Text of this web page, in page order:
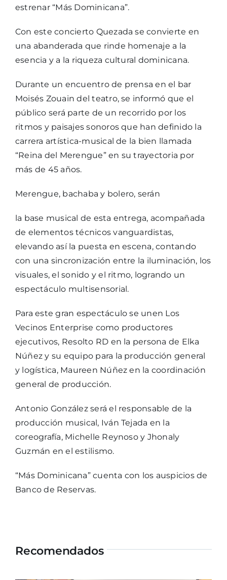
estrenar “Más Dominicana”.
Con este concierto Quezada se convierte en
una abanderada que rinde homenaje a la
esencia y a la riqueza cultural dominicana.
Durante un encuentro de prensa en el bar
Moisés Zouain del teatro, se informó que el
público será parte de un recorrido por los
ritmos y paisajes sonoros que han definido la
carrera artística-musical de la bien llamada
“Reina del Merengue” en su trayectoria por
más de 45 años.
Merengue, bachaba y bolero, serán
la base musical de esta entrega, acompañada
de elementos técnicos vanguardistas,
elevando así la puesta en escena, contando
con una sincronización entre la iluminación, los
visuales, el sonido y el ritmo, logrando un
espectáculo multisensorial.
Para este gran espectáculo se unen Los
Vecinos Enterprise como productores
ejecutivos, Resolto RD en la persona de Elka
Núñez y su equipo para la producción general
y logística, Maureen Núñez en la coordinación
general de producción.
Antonio González será el responsable de la
producción musical, Iván Tejada en la
coreografía, Michelle Reynoso y Jhonaly
Guzmán en el estilismo.
“Más Dominicana” cuenta con los auspicios de
Banco de Reservas.
Recomendados